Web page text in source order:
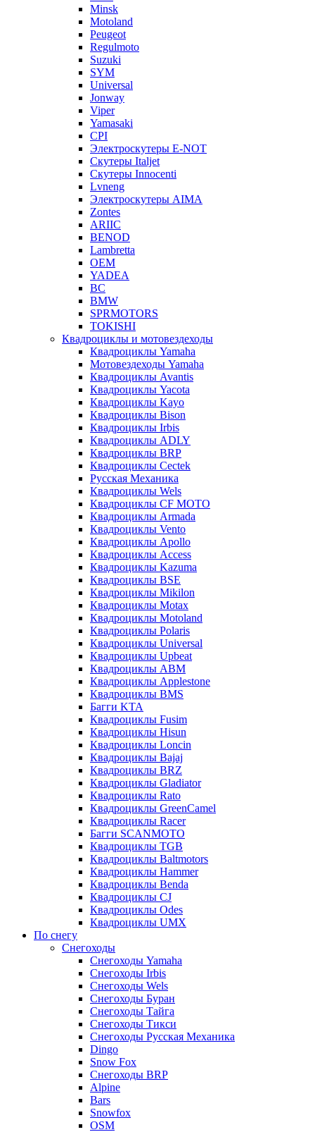
Minsk
Motoland
Peugeot
Regulmoto
Suzuki
SYM
Universal
Jonway
Viper
Yamasaki
CPI
Электроскутеры E-NOT
Скутеры Italjet
Скутеры Innocenti
Lvneng
Электроскутеры AIMA
Zontes
ARIIC
BENOD
Lambretta
OEM
YADEA
BC
BMW
SPRMOTORS
TOKISHI
Квадроциклы и мотовездеходы
Квадроциклы Yamaha
Мотовездеходы Yamaha
Квадроциклы Avantis
Квадроциклы Yacota
Квадроциклы Kayo
Квадроциклы Bison
Квадроциклы Irbis
Квадроциклы ADLY
Квадроциклы BRP
Квадроциклы Cectek
Русская Механика
Квадроциклы Wels
Квадроциклы CF MOTO
Квадроциклы Armada
Квадроциклы Vento
Квадроциклы Apollo
Квадроциклы Access
Квадроциклы Kazuma
Квадроциклы BSE
Квадроциклы Mikilon
Квадроциклы Motax
Квадроциклы Motoland
Квадроциклы Polaris
Квадроциклы Universal
Квадроциклы Upbeat
Квадроциклы ABM
Квадроциклы Applestone
Квадроциклы BMS
Багги KTA
Квадроциклы Fusim
Квадроциклы Hisun
Квадроциклы Loncin
Квадроциклы Bajaj
Квадроциклы BRZ
Квадроциклы Gladiator
Квадроциклы Rato
Квадроциклы GreenCamel
Квадроциклы Racer
Багги SCANMOTO
Квадроциклы TGB
Квадроциклы Baltmotors
Квадроциклы Hammer
Квадроциклы Benda
Квадроциклы CJ
Квадроциклы Odes
Квадроциклы UMX
По снегу
Снегоходы
Снегоходы Yamaha
Снегоходы Irbis
Снегоходы Wels
Снегоходы Буран
Снегоходы Тайга
Снегоходы Тикси
Снегоходы Русская Механика
Dingo
Snow Fox
Снегоходы BRP
Alpine
Bars
Snowfox
OSM